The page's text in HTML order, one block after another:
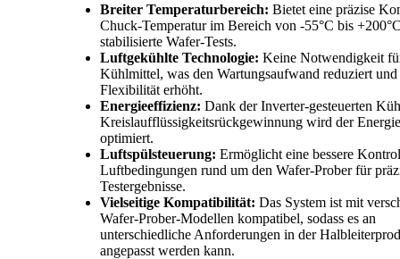
Breiter Temperaturbereich: Bietet eine präzise
Chuck-Temperatur im Bereich von -55°C bis
stabilisierte Wafer-Tests.
Luftgekühlte Technologie: Keine Notwendigkeit
Kühlmittel, was den Wartungsaufwand reduziert und
Flexibilität erhöht.
Energieeffizienz: Dank der Inverter-gesteuerten
Kreislaufflüssigkeitsrückgewinnung wird der
optimiert.
Luftspülsteuerung: Ermöglicht eine bessere
Luftbedingungen rund um den Wafer-Prober für
Testergebnisse.
Vielseitige Kompatibilität: Das System ist mit
Wafer-Prober-Modellen kompatibel, sodass es an
unterschiedliche Anforderungen in der
angepasst werden kann.